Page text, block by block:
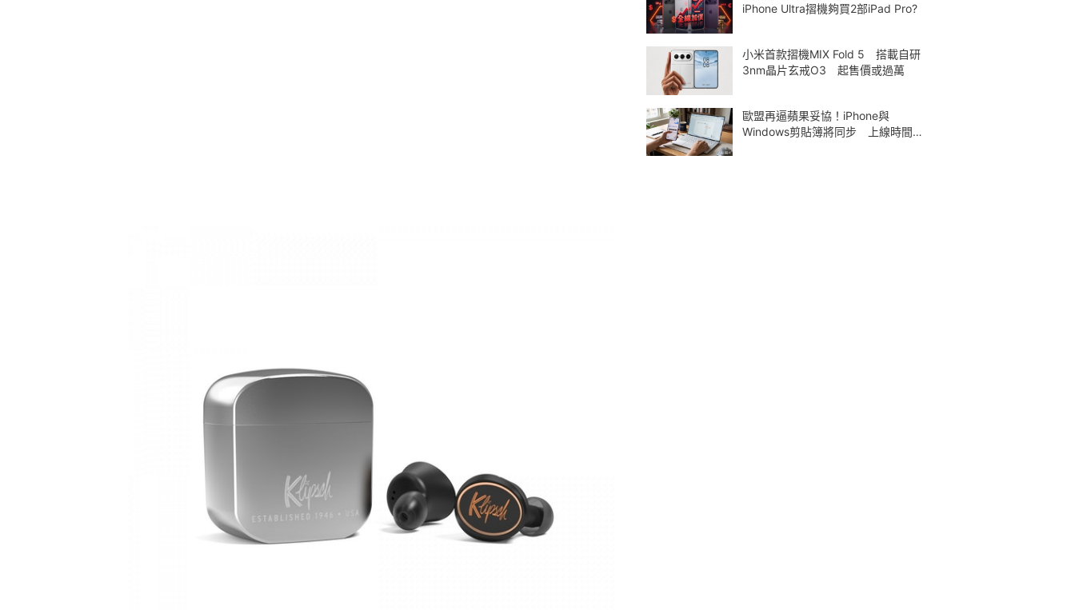
iPhone Ultra摺機夠買2部iPad Pro?
小米首款摺機MIX Fold 5 搭載自研
3nm晶片玄戒O3 起售價或過萬
歐盟再逼蘋果妥協！iPhone與
Windows剪貼簿將同步 上線時間曝